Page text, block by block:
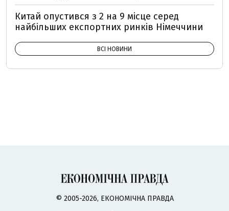
Китай опустився з 2 на 9 місце серед
найбільших експортних ринків Німеччини
ВСІ НОВИНИ
© 2005-2026, ЕКОНОМІЧНА ПРАВДА